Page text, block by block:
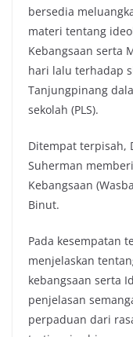
bersedia
materi tentang
Kebangsaan serta
hari lalu terhadap
Tanjungpinang
sekolah (PLS).
Ditempat terpisah,
Suherman
Kebangsaan
Binut.
Pada kesempatan
menjelaskan
kebangsaan serta
penjelasan
perpaduan dari